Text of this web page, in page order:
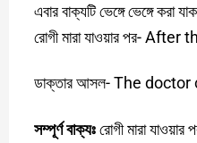
এবার বাক্যটি ভেঙ্গে ভেঙ্গে করা
রোগী মারা যাওয়ার পর-
ডাক্তার আসল- The
সম্পূর্ণ বাক্যঃরোগী মারা